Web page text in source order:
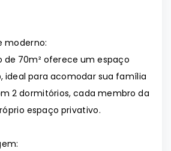
moderno:
de 70m² oferece um espaço
ideal para acomodar sua família
2 dormitórios, cada membro da
espaço privativo.